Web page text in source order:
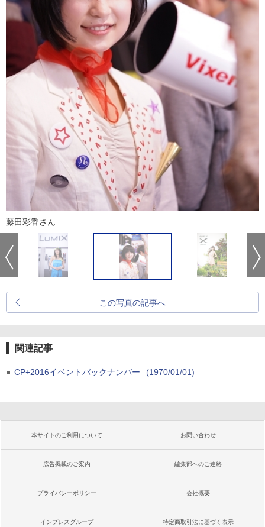
藤田彩香さん
この写真の記事へ
関連記事
CP+2016イベントバックナンバー (1970/01/01)
本サイトのご利用について お問い合わせ
広告掲載のご案内 編集部へのご連絡
プライバシーポリシー 会社概要
インプレスグループ 特定商取引法に基づく表示